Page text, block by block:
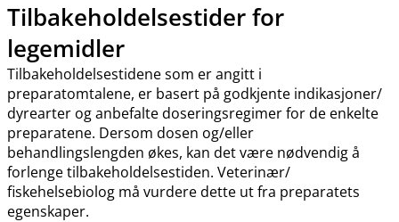
Tilbakeholdelsestider for
legemidler
Tilbakeholdelsestidene som er angitt i
preparatomtalene, er basert på godkjente indikasjoner​/​
dyrearter og anbefalte doseringsregimer for de enkelte
preparatene. Dersom dosen og​/​eller
behandlingslengden økes, kan det være nødvendig å
forlenge tilbakeholdelsestiden. Veterinær​/​
fiskehelsebiolog må vurdere dette ut fra preparatets
egenskaper.